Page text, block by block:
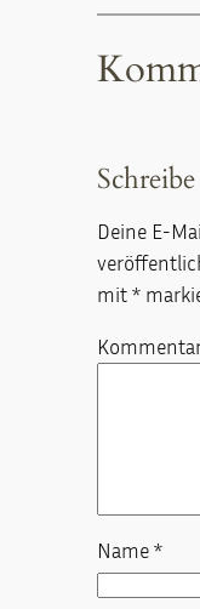
Deine E-
mit *
Name *